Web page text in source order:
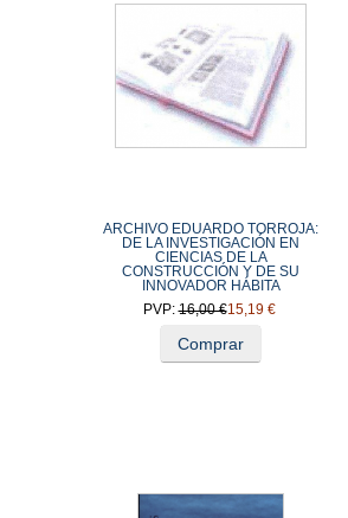
ARCHIVO EDUARDO TORROJA:
DE LA INVESTIGACIÓN EN
CIENCIAS DE LA
CONSTRUCCIÓN Y DE SU
INNOVADOR HÁBITA
PVP:16,00 €15,19 €
Comprar